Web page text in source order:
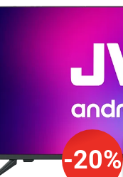
-20%